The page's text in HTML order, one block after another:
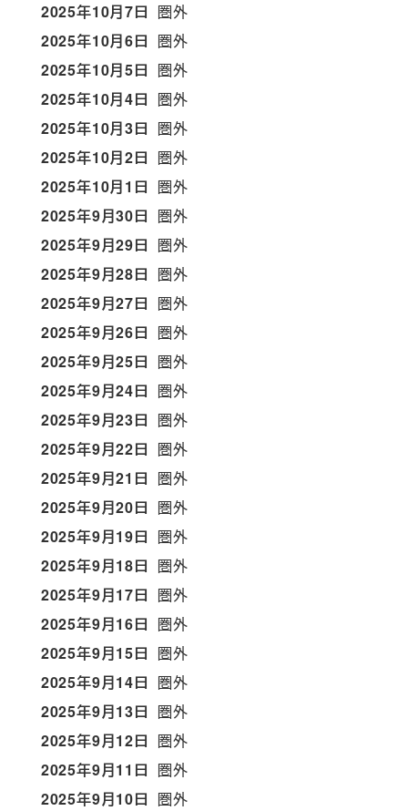
2025年10月7日 圏外
2025年10月6日 圏外
2025年10月5日 圏外
2025年10月4日 圏外
2025年10月3日 圏外
2025年10月2日 圏外
2025年10月1日 圏外
2025年9月30日 圏外
2025年9月29日 圏外
2025年9月28日 圏外
2025年9月27日 圏外
2025年9月26日 圏外
2025年9月25日 圏外
2025年9月24日 圏外
2025年9月23日 圏外
2025年9月22日 圏外
2025年9月21日 圏外
2025年9月20日 圏外
2025年9月19日 圏外
2025年9月18日 圏外
2025年9月17日 圏外
2025年9月16日 圏外
2025年9月15日 圏外
2025年9月14日 圏外
2025年9月13日 圏外
2025年9月12日 圏外
2025年9月11日 圏外
2025年9月10日 圏外